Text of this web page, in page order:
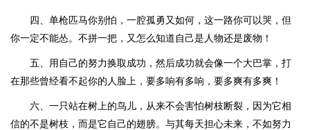
四、单枪匹马你别怕，一腔孤勇又如何，这一路你可以哭，但
你一定不能怂。不拼一把，又怎么知道自己是人物还是废物！
五、用自己的努力换取成功，然后成功就会像一个大巴掌，打
在那些曾经看不起你的人脸上，要多响有多响，要多爽有多爽！
六、一只站在树上的鸟儿，从来不会害怕树枝断裂，因为它相
信的不是树枝，而是它自己的翅膀。与其每天担心未来，不如努力